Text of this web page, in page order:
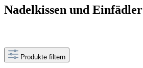
Nadelkissen und Einfädler
Produkte filtern